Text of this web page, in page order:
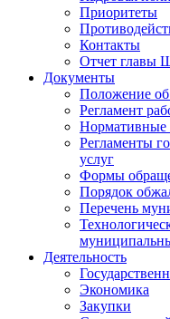
Приоритеты
Контакты
Отчет главы
Документы
Положение
Регламент
Нормативные
Регламенты
услуг
Формы
Порядок
Перечень
Деятельность
Экономика
Закупки